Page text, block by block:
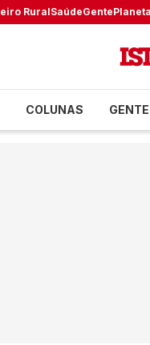
RuralSaúdeGentePlaneta
COLUNAS GENTE